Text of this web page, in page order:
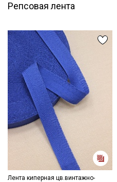
Репсовая лента
Лента киперная цв.винтажно-